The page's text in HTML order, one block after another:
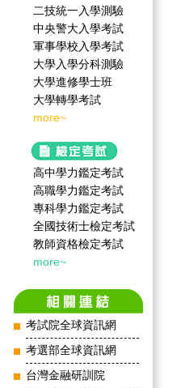
二技統一入學測驗
中央警大入學考試
軍事學校入學考試
大學入學分科測驗
大學進修學士班
大學轉學考試
more~
高中學力鑑定考試
高職學力鑑定考試
專科學力鑑定考試
全國技術士檢定考試
教師資格檢定考試
more~
考試院全球資訊網
考選部全球資訊網
台灣金融研訓院